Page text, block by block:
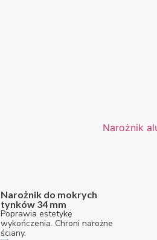
Narożnik do mokrych
tynków 34 mm
Poprawia estetykę
wykończenia. Chroni narożne
ściany.